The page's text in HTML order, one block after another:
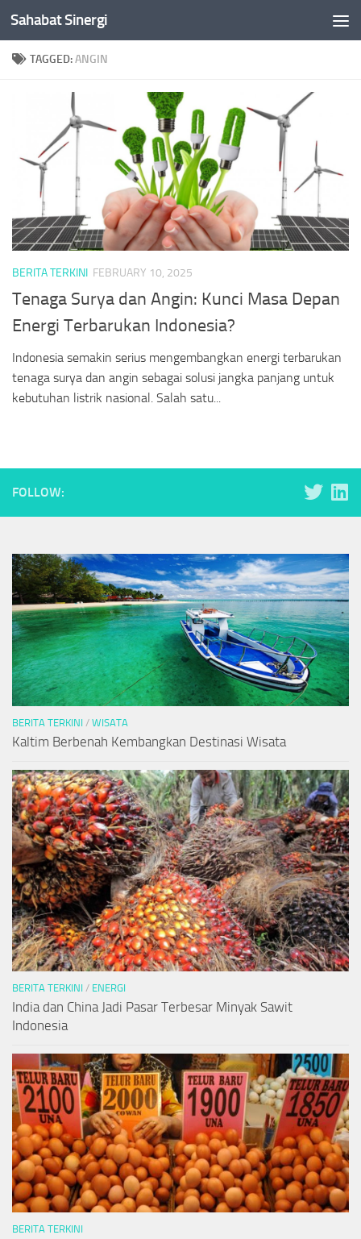
Skip to content
Sahabat Sinergi
TAGGED:ANGIN
BERITA TERKINI FEBRUARY 10, 2025
Tenaga Surya dan Angin: Kunci Masa Depan
Energi Terbarukan Indonesia?
Indonesia semakin serius mengembangkan energi terbarukan
tenaga surya dan angin sebagai solusi jangka panjang untuk
kebutuhan listrik nasional. Salah satu...
FOLLOW:
BERITA TERKINI / WISATA
Kaltim Berbenah Kembangkan Destinasi Wisata
BERITA TERKINI / ENERGI
India dan China Jadi Pasar Terbesar Minyak Sawit
Indonesia
BERITA TERKINI